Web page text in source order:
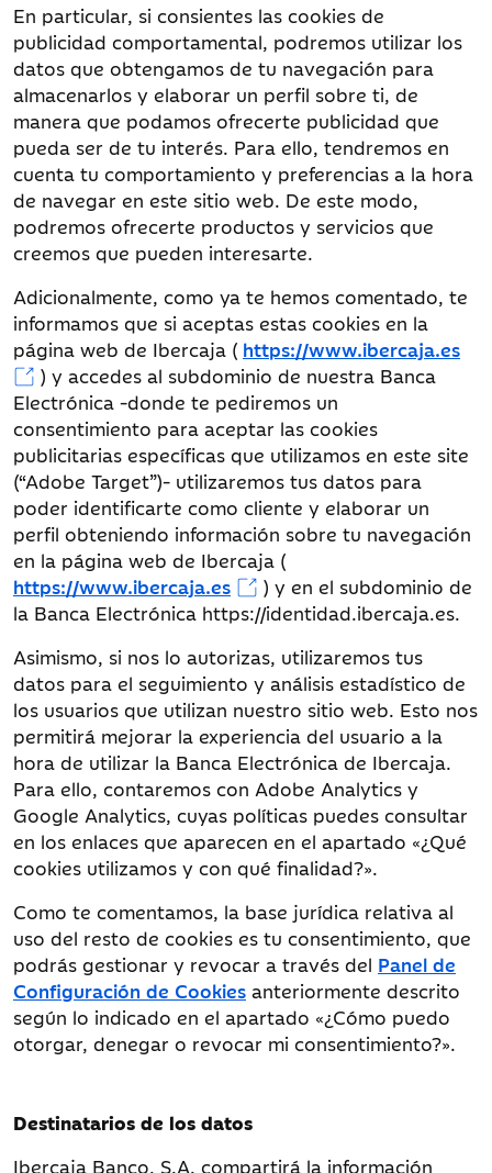
Xaxis
id
mdata
gookie
syncdata_XX
ov
13 meses
Amazon
Advertising
ad-id
ad-privacy
7 meses
5 años
Doubleclick
IDE
DSID
id
_sonar
FLC
20 meses
Criteo
uid
optout
zdi
eid
opt
r.ack
cto_bundle
cto_optout
criteo_cookie_perm
cto_clc
cto_tld_test
criteo_localstorage_check
1 año
5 años
6 meses
6 meses
1 año
1 hora
13 meses
5 años
1 año
13 meses
Sesión
En particular, si consientes las cookies de
publicidad comportamental, podremos utilizar los
datos que obtengamos de tu navegación para
almacenarlos y elaborar un perfil sobre ti, de
manera que podamos ofrecerte publicidad que
pueda ser de tu interés. Para ello, tendremos en
cuenta tu comportamiento y preferencias a la hora
de navegar en este sitio web. De este modo,
podremos ofrecerte productos y servicios que
creemos que pueden interesarte.
Adicionalmente, como ya te hemos comentado, te
informamos que si aceptas estas cookies en la
página web de Ibercaja ( https://www.ibercaja.es
) y accedes al subdominio de nuestra Banca
Electrónica -donde te pediremos un
consentimiento para aceptar las cookies
publicitarias específicas que utilizamos en este site
(“Adobe Target”)- utilizaremos tus datos para
poder identificarte como cliente y elaborar un
perfil obteniendo información sobre tu navegación
en la página web de Ibercaja (
https://www.ibercaja.es
) y en el subdominio de
la Banca Electrónica https://identidad.ibercaja.es.
Asimismo, si nos lo autorizas, utilizaremos tus
datos para el seguimiento y análisis estadístico de
los usuarios que utilizan nuestro sitio web. Esto nos
permitirá mejorar la experiencia del usuario a la
hora de utilizar la Banca Electrónica de Ibercaja.
Para ello, contaremos con Adobe Analytics y
Google Analytics, cuyas políticas puedes consultar
en los enlaces que aparecen en el apartado «¿Qué
cookies utilizamos y con qué finalidad?».
Como te comentamos, la base jurídica relativa al
uso del resto de cookies es tu consentimiento, que
podrás gestionar y revocar a través del Panel de
Configuración de Cookies anteriormente descrito
según lo indicado en el apartado «¿Cómo puedo
otorgar, denegar o revocar mi consentimiento?».
Destinatarios de los datos
Ibercaja Banco, S.A. compartirá la información